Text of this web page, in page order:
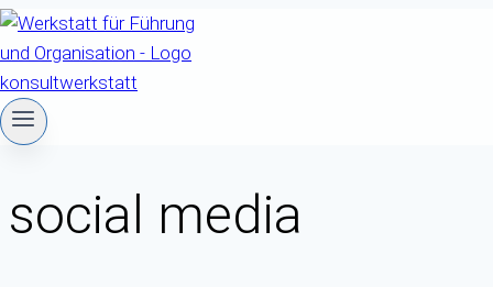
Zum
Inhalt
springen
social media